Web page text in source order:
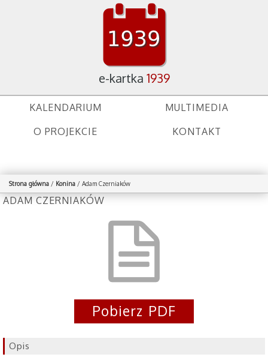
e-kartka 1939
KALENDARIUM
MULTIMEDIA
O PROJEKCIE
KONTAKT
Strona główna / Konina / Adam Czerniaków
ADAM CZERNIAKÓW
Pobierz PDF
Opis